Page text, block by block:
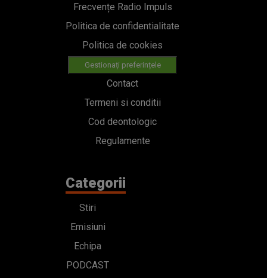
Frecvențe Radio Impuls
Politica de confidentialitate
Politica de cookies
Gestionați preferințele
Contact
Termeni si conditii
Cod deontologic
Regulamente
Categorii
Stiri
Emisiuni
Echipa
PODCAST